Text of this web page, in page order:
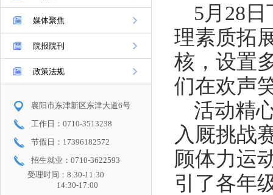
媒体聚焦
院报院刊
政策法规
襄阳市东津新区东津大道6号
工作日：0710-3513238
节假日：17396182572
招生就业：0710-3622593
受理时间：8:30-11:30
14:30-17:00
5月28
理素质拓
核，设置
们在欢声
活动精
入厩挑战
顾体力运
引了各年